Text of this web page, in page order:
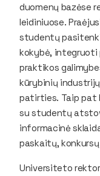
duomenų bazėse
leidiniuose.
studentų
kokybė, integruoti
praktikos
kūrybinių
patirties. Taip pat
su studentų
informacinė
paskaitų,
Universiteto